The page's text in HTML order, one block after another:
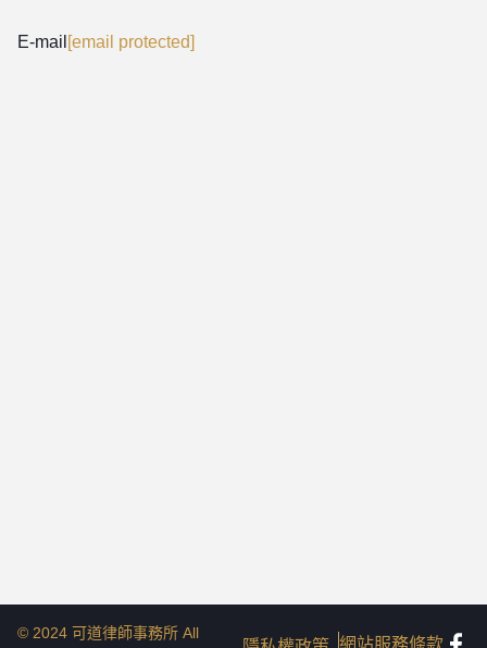
E-mail [email protected]
© 2024 可道律師事務所 All
網站服務條款